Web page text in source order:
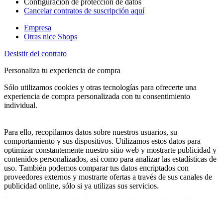
Configuración de protección de datos
Cancelar contratos de suscripción aquí
Empresa
Otras nice Shops
Desistir del contrato
Personaliza tu experiencia de compra
Sólo utilizamos cookies y otras tecnologías para ofrecerte una
experiencia de compra personalizada con tu consentimiento
individual.
Para ello, recopilamos datos sobre nuestros usuarios, su
comportamiento y sus dispositivos. Utilizamos estos datos para
optimizar constantemente nuestro sitio web y mostrarte publicidad y
contenidos personalizados, así como para analizar las estadísticas de
uso. También podemos comparar tus datos encriptados con
proveedores externos y mostrarte ofertas a través de sus canales de
publicidad online, sólo si ya utilizas sus servicios.